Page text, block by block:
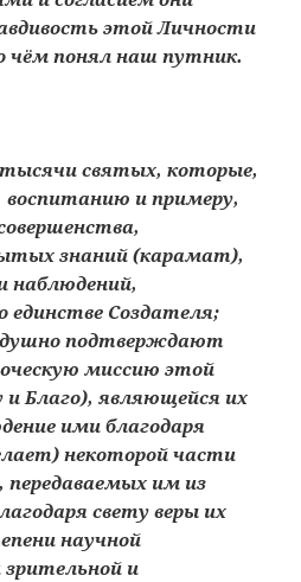
этой Личности
чём понял наш путник.
святых, которые,
воспитанию и примеру,
знаний (карамат),
единстве Создателя;
подтверждают
миссию этой
Благо), являющейся их
ими благодаря
некоторой части
передаваемых им из
свету веры их
научной
и